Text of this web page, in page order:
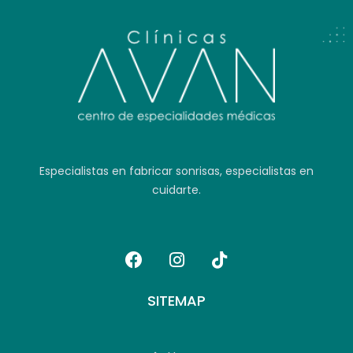
Especialistas en fabricar sonrisas, especialistas en
cuidarte.
SITEMAP